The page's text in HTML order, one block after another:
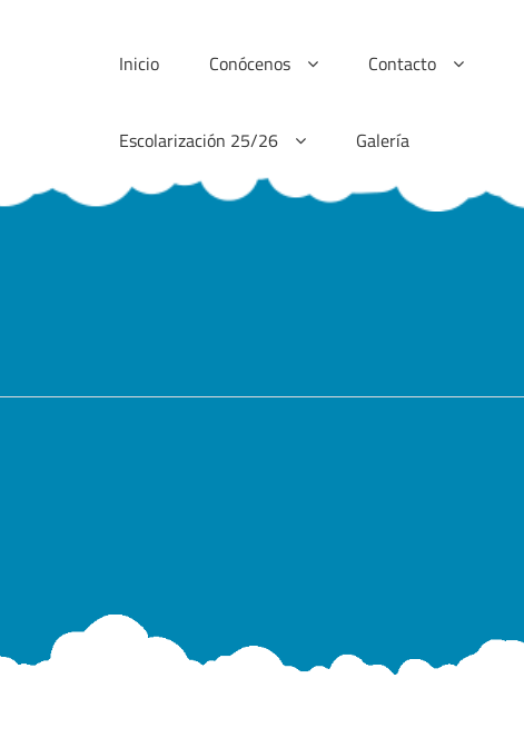
Inicio Conócenos Contacto
Escolarización 25/26 Galería